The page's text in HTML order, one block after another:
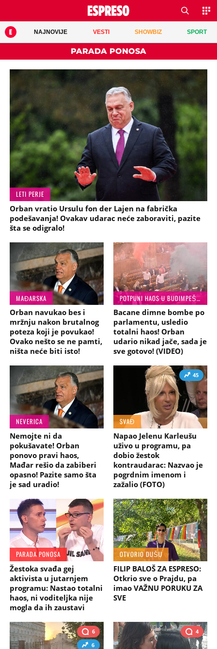
NAJNOVIJE VESTI SHOWBIZ SPORT
PARADA PONOSA
LETI PERJE
Orban vratio Ursulu fon der Lajen na fabrička
podešavanja! Ovakav udarac neće zaboraviti, pazite
šta se odigralo!
MAĐARSKA
Orban navukao bes i
mržnju nakon brutalnog
poteza koji je povukao!
Ovako nešto se ne pamti,
ništa neće biti isto!
POTPUNI HAOS U BUDIMPEŠTI
Bacane dimne bombe po
parlamentu, usledio
totalni haos! Orban
udario nikad jače, sada je
sve gotovo! (VIDEO)
NEVERICA
Nemojte ni da
pokušavate! Orban
ponovo pravi haos,
Mađar rešio da zabiberi
opasno! Pazite samo šta
je sad uradio!
45
SVAĐ
Napao Jelenu Karleušu
uživo u programu, pa
dobio žestok
kontraudarac: Nazvao je
pogrdnim imenom i
zažalio (FOTO)
PARADA PONOSA
Žestoka svađa gej
aktivista u jutarnjem
programu: Nastao totalni
haos, ni voditeljka nije
mogla da ih zaustavi
OTVORIO DUŠU
FILIP BALOŠ ZA ESPRESO:
Otkrio sve o Prajdu, pa
imao VAŽNU PORUKU ZA
SVE
6
6
4